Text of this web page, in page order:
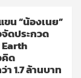
น “น้องเนย”
ดประกวด
คิด
า 1.7 ล้านบาท